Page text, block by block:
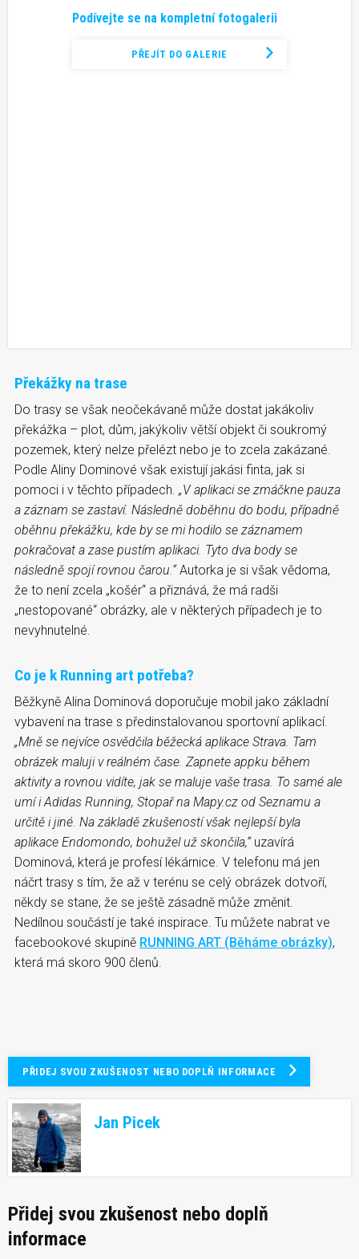
Podívejte se na kompletní fotogalerii
PŘEJÍT DO GALERIE
Překážky na trase
Do trasy se však neočekávaně může dostat jakákoliv
překážka – plot, dům, jakýkoliv větší objekt či soukromý
pozemek, který nelze přelézt nebo je to zcela zakázané.
Podle Aliny Dominové však existují jakási finta, jak si
pomoci i v těchto případech. „V aplikaci se zmáčkne pauza
a záznam se zastaví. Následně doběhnu do bodu, případně
oběhnu překážku, kde by se mi hodilo se záznamem
pokračovat a zase pustím aplikaci. Tyto dva body se
následně spojí rovnou čarou.“Autorka je si však vědoma,
že to není zcela „košér“ a přiznává, že má radši
„nestopované“ obrázky, ale v některých případech je to
nevyhnutelné.
Co je k Running art potřeba?
Běžkyně Alina Dominová doporučuje mobil jako základní
vybavení na trase s předinstalovanou sportovní aplikací.
„Mně se nejvíce osvědčila běžecká aplikace Strava. Tam
obrázek maluji v reálném čase. Zapnete appku během
aktivity a rovnou vidíte, jak se maluje vaše trasa. To samé ale
umí i Adidas Running, Stopař na Mapy.cz od Seznamu a
určitě i jiné. Na základě zkušeností však nejlepší byla
aplikace Endomondo, bohužel už skončila,“ uzavírá
Dominová, která je profesí lékárnice. V telefonu má jen
náčrt trasy s tím, že až v terénu se celý obrázek dotvoří,
někdy se stane, že se ještě zásadně může změnit.
Nedílnou součástí je také inspirace. Tu můžete nabrat ve
facebookové skupině RUNNING ART (Běháme obrázky),
která má skoro 900 členů.
PŘIDEJ SVOU ZKUŠENOST NEBO DOPLŇ INFORMACE
Jan Picek
Přidej svou zkušenost nebo doplň
informace